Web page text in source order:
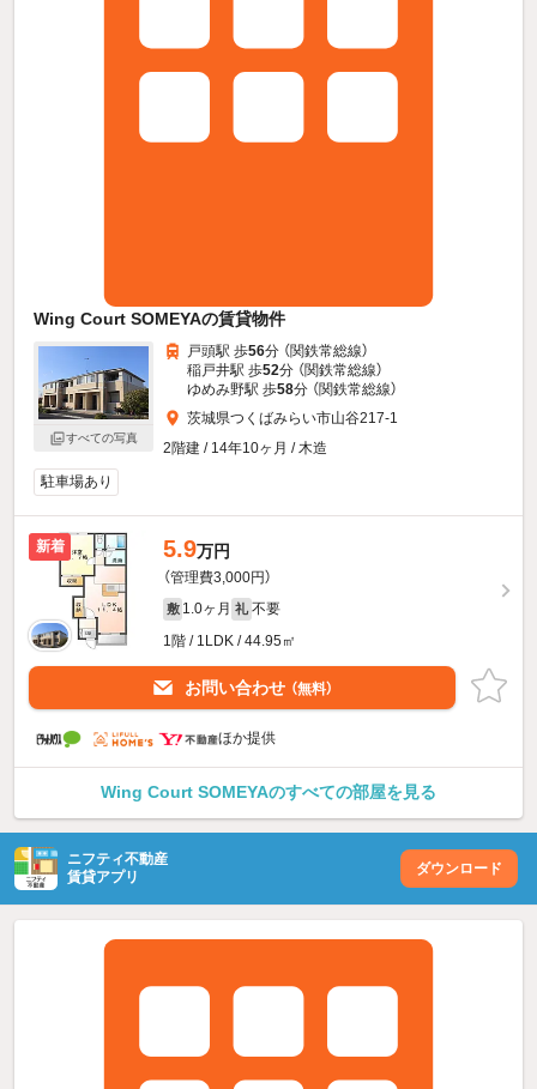
Wing Court SOMEYAの賃貸物件
すべての写真
戸頭駅 歩56分 （関鉄常総線）
稲戸井駅 歩52分 （関鉄常総線）
ゆめみ野駅 歩58分 （関鉄常総線）
茨城県つくばみらい市山谷217-1
2階建 / 14年10ヶ月 / 木造
駐車場あり
新着 5.9万円
（管理費3,000円）
敷 1.0ヶ月 礼 不要
1階 / 1LDK / 44.95㎡
お問い合わせ （無料）
ほか提供
Wing Court SOMEYAのすべての部屋を見る
ニフティ不動産
賃貸アプリ
ダウンロード